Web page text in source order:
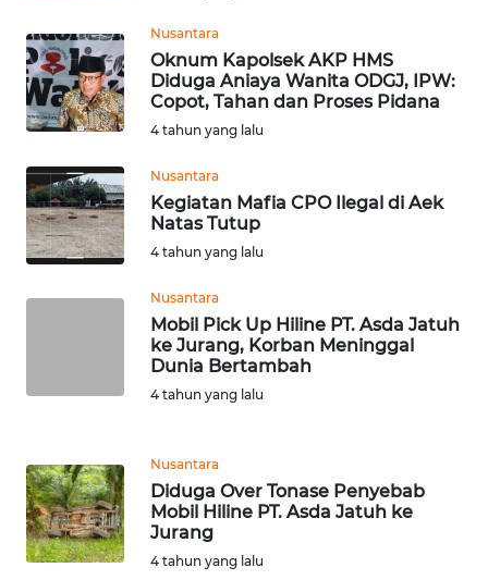
Nusantara
Oknum Kapolsek AKP HMS
Diduga Aniaya Wanita ODGJ, IPW:
Copot, Tahan dan Proses Pidana
4 tahun yang lalu
Nusantara
Kegiatan Mafia CPO Ilegal di Aek
Natas Tutup
4 tahun yang lalu
Nusantara
Mobil Pick Up Hiline PT. Asda Jatuh
ke Jurang, Korban Meninggal
Dunia Bertambah
4 tahun yang lalu
Nusantara
Diduga Over Tonase Penyebab
Mobil Hiline PT. Asda Jatuh ke
Jurang
4 tahun yang lalu
KARAWANG
WN
BEKASI
WN
BOGOR
WN
SAMOSIR
WN
PADANG
LAWAS